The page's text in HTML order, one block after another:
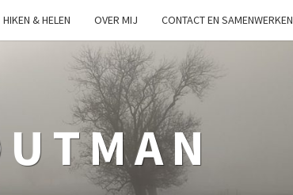
HIKEN & HELEN OVER MIJ CONTACT EN SAMENWERKEN